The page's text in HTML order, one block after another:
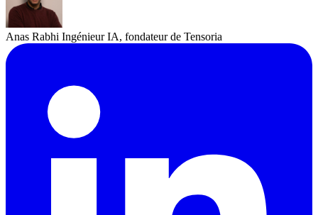
Anas Rabhi Ingénieur IA, fondateur de Tensoria